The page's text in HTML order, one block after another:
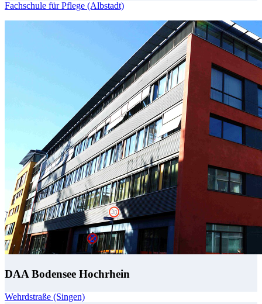
Fachschule für Pflege (Albstadt)
DAA Bodensee Hochrhein
Wehrdstraße (Singen)